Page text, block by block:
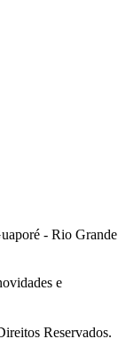
- Rio Grande
e
Reservados.